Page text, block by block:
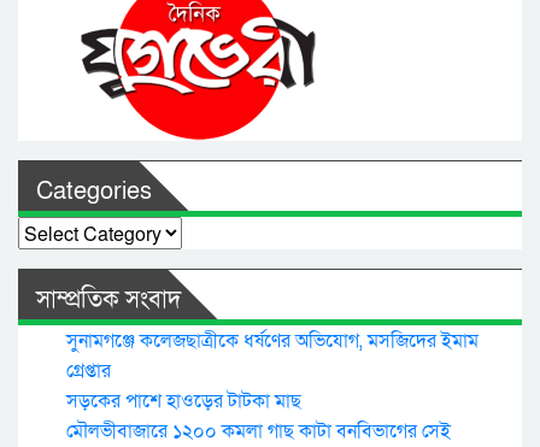
Categories
Categories
সাম্প্রতিক সংবাদ
সুনামগঞ্জে কলেজছাত্রীকে ধর্ষণের অভিযোগ, মসজিদের ইমাম
গ্রেপ্তার
সড়কের পাশে হাওড়ের টাটকা মাছ
মৌলভীবাজারে ১২০০ কমলা গাছ কাটা বনবিভাগের সেই